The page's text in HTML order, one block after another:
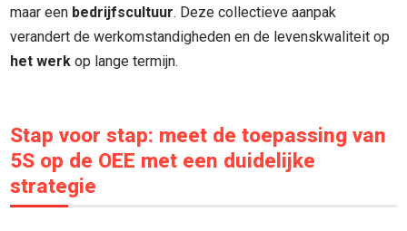
maar een bedrijfscultuur. Deze collectieve aanpak
verandert de werkomstandigheden en de levenskwaliteit op
het werk op lange termijn.
Stap voor stap: meet de toepassing van
5S op de OEE met een duidelijke
strategie